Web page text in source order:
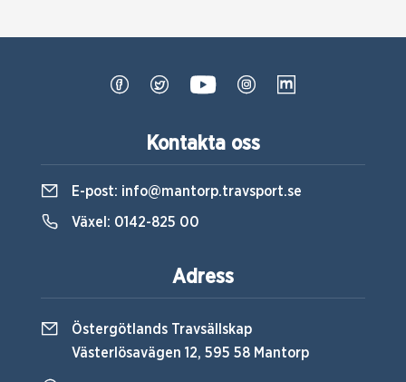
Kontakta oss
E-post: info@mantorp.travsport.se
Växel: 0142-825 00
Adress
Östergötlands Travsällskap
Västerlösavägen 12, 595 58 Mantorp